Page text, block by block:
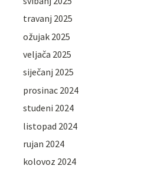
travanj 2025
ožujak 2025
veljača 2025
siječanj 2025
prosinac 2024
studeni 2024
listopad 2024
rujan 2024
kolovoz 2024